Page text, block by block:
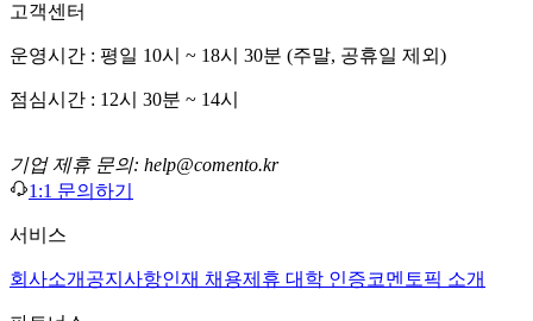
고객센터
운영시간 : 평일 10시 ~ 18시 30분 (주말, 공휴일 제외)
점심시간 : 12시 30분 ~ 14시
기업 제휴 문의: help@comento.kr
1:1 문의하기
서비스
회사소개 공지사항인재 채용제휴 대학 인증코멘토픽 소개